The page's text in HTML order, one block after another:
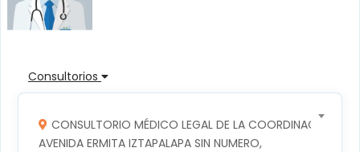
Consultorios
CONSULTORIO MÉDICO LEGAL DE LA COORDINACION
AVENIDA ERMITA IZTAPALAPA SIN NUMERO,